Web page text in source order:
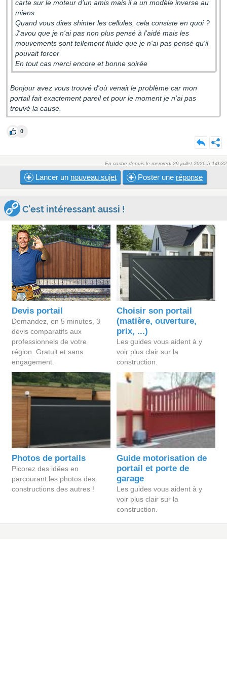
carte sur le moteur d'un amis mais il a un modèle inverse au
miens
Quand vous dites shinter les cellules, cela consiste en quoi ?
J'avou que je n'ai pas non plus pensé à l'aidé mais les
mouvements sont tellement fluide que je n'ai pas pensé qu'il
pouvait forcer
En tout cas merci encore et bonne soirée
Bonjour avez vous trouvé d'où venait le problème car mon
portail fait exactement pareil et pour le moment je n'ai pas
trouvé la cause.
0
En cache depuis le mercredi 29 juillet 2026 à 14h32
Lancer un nouveau sujet Poster une réponse
C'est intéressant aussi !
Devis portail
Demandez, en 5 minutes, 3
devis comparatifs aux
professionnels de votre
région. Gratuit et sans
engagement.
Choisir son portail
(matière, ouverture,
prix, ...)
Les guides vous aident à y
voir plus clair sur la
construction.
Photos de portails
Picorez des idées en
parcourant les photos des
constructions des autres !
Guide motorisation de
portail et porte de
garage
Les guides vous aident à y
voir plus clair sur la
construction.